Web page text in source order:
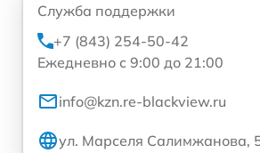
Служба поддержки
+7 (843) 254-50-42
Ежедневно с 9:00 до 21:00
info@kzn.re-blackview.ru
ул. Марселя Салимжанова,